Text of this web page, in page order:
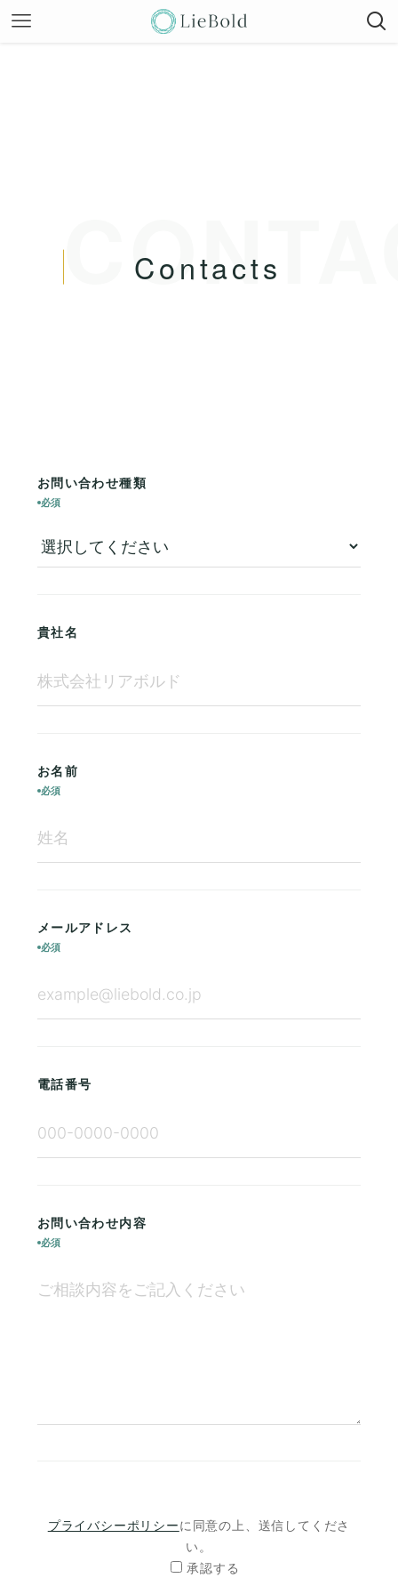
Contacts
お問い合わせ種類
必須
貴社名
お名前
必須
メールアドレス
必須
電話番号
お問い合わせ内容
必須
プライバシーポリシーに同意の上、送信してくださ
い。
承認する